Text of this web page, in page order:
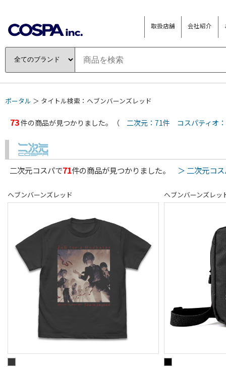
取扱店舗 会社紹介
ポータル ＞ タイトル検索：ヘブンバーンズレッド
73件の商品が見つかりました。（ 二次元：71件 コスパティオ
二次元コスパで71件の商品が見つかりました。 ＞ 二次元コ
ヘブンバーンズレッド ヘブンバーンズレッ